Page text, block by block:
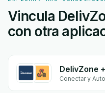
Vincula
con otra
DelivZone
Conectar y